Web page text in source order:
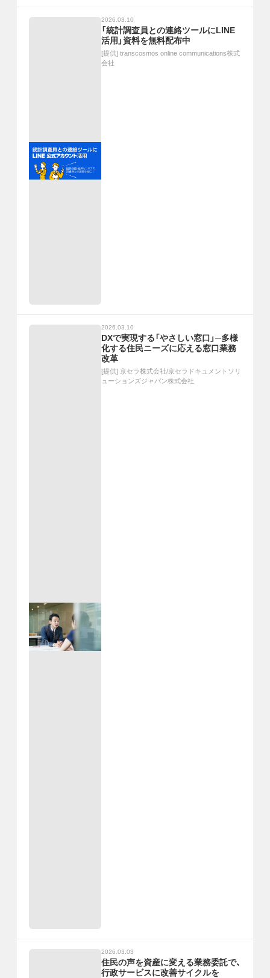
2026.03.10
「統計調査員との連絡ツールにLINE
活用」資料を無料配布中
[提供] transcosmos online communications株式
会社
2026.03.10
DXで実現する「やさしい窓口」─多様
化する住民ニーズに応える窓口業務
改革
[提供] 京セラ株式会社/京セラドキュメントソリ
ューションズジャパン株式会社
2026.03.03
住民の声を資産に変える業務委託で、
行政サービスに改善サイクルを